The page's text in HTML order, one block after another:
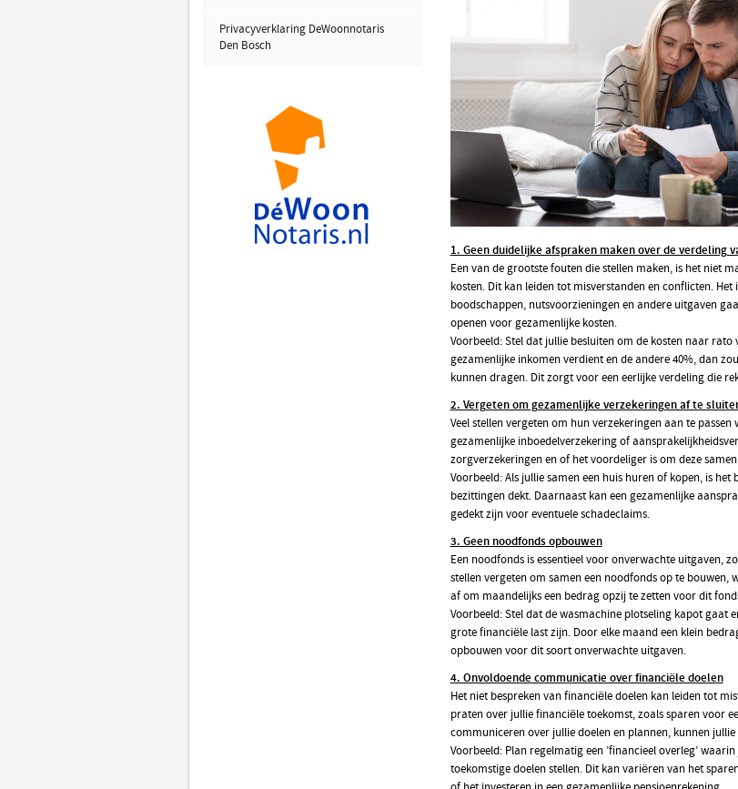
Privacyverklaring DeWoonnotaris
Den Bosch
1. Geen duidelijke afspraken maken over de verdeling
Een van de grootste fouten die stellen maken, is het niet
kosten. Dit kan leiden tot misverstanden en conflicten.
boodschappen, nutsvoorzieningen en andere uitgaven
openen voor gezamenlijke kosten.
Voorbeeld: Stel dat jullie besluiten om de kosten naar
gezamenlijke inkomen verdient en de andere 40%, dan
kunnen dragen. Dit zorgt voor een eerlijke verdeling die
2. Vergeten om gezamenlijke verzekeringen af te
Veel stellen vergeten om hun verzekeringen aan te
gezamenlijke inboedelverzekering of
zorgverzekeringen en of het voordeliger is om deze
Voorbeeld: Als jullie samen een huis huren of kopen, is
bezittingen dekt. Daarnaast kan een gezamenlijke
gedekt zijn voor eventuele schadeclaims.
3. Geen noodfonds opbouwen
Een noodfonds is essentieel voor onverwachte uitgaven,
stellen vergeten om samen een noodfonds op te bouwen,
af om maandelijks een bedrag opzij te zetten voor dit
Voorbeeld: Stel dat de wasmachine plotseling kapot gaat
grote financiële last zijn. Door elke maand een klein
opbouwen voor dit soort onverwachte uitgaven.
4. Onvoldoende communicatie over financiële doelen
Het niet bespreken van financiële doelen kan leiden tot
praten over jullie financiële toekomst, zoals sparen voor
communiceren over jullie doelen en plannen, kunnen
Voorbeeld: Plan regelmatig een ’financieel overleg’
toekomstige doelen stellen. Dit kan variëren van het